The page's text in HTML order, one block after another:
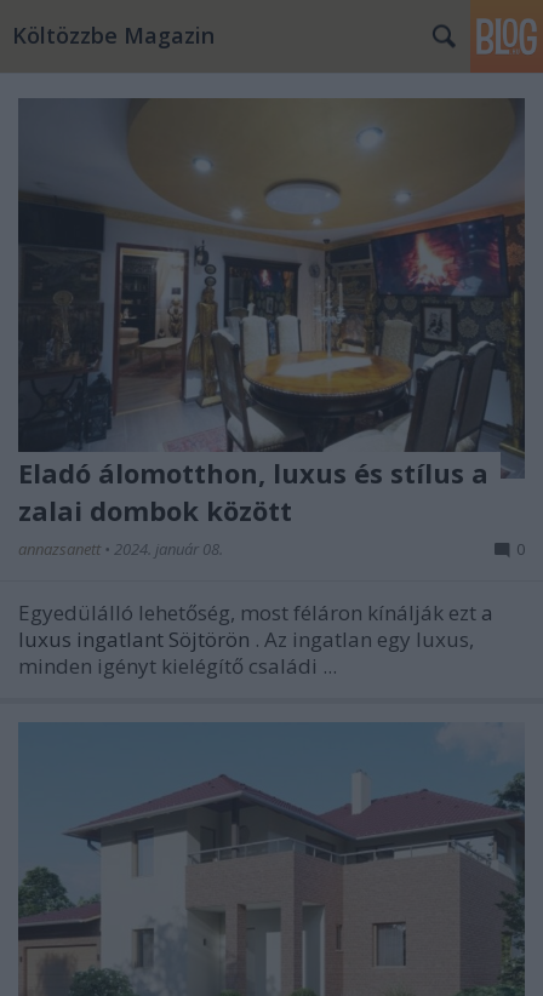
Költözzbe Magazin
Eladó álomotthon, luxus és stílus a
zalai dombok között
annazsanett • 2024. január 08. 0
Egyedülálló lehetőség, most féláron kínálják ezt a
luxus ingatlant Söjtörön . Az ingatlan egy luxus,
minden igényt kielégítő családi ...